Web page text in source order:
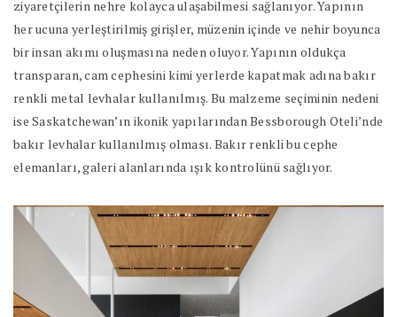
ziyaretçilerin nehre kolayca ulaşabilmesi sağlanıyor. Yapının
her ucuna yerleştirilmiş girişler, müzenin içinde ve nehir boyunca
bir insan akımı oluşmasına neden oluyor. Yapının oldukça
transparan, cam cephesini kimi yerlerde kapatmak adına bakır
renkli metal levhalar kullanılmış. Bu malzeme seçiminin nedeni
ise Saskatchewan’ın ikonik yapılarından Bessborough Oteli’nde
bakır levhalar kullanılmış olması. Bakır renkli bu cephe
elemanları, galeri alanlarında ışık kontrolünü sağlıyor.